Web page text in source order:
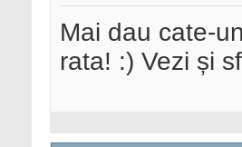
Mai dau cate-
rata! :) Vezi și